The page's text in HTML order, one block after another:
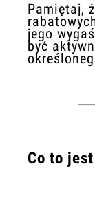
Pamiętaj,
jego
być
Co to